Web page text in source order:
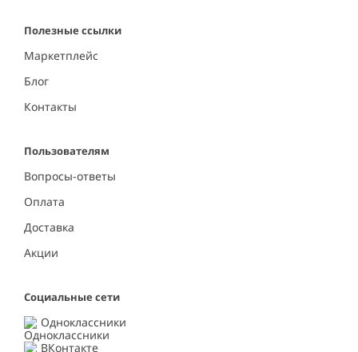
Полезные ссылки
Маркетплейс
Блог
Контакты
Пользователям
Вопросы-ответы
Оплата
Доставка
Акции
Социальные сети
Одноклассники
ВКонтакте